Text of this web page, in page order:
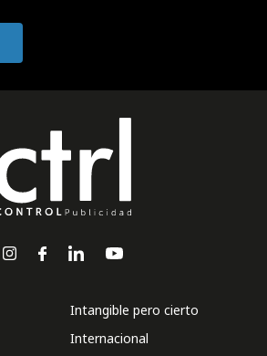
Intangible pero cierto
Internacional